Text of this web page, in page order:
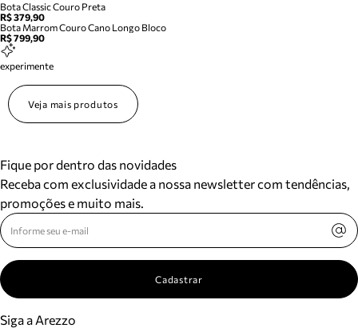
Bota Classic Couro Preta
R$ 379,90
Bota Marrom Couro Cano Longo Bloco
R$ 799,90
experimente
Veja mais produtos
Fique por dentro das novidades
Receba com exclusividade a nossa newsletter com tendências,
promoções e muito mais.
Cadastrar
Siga a Arezzo